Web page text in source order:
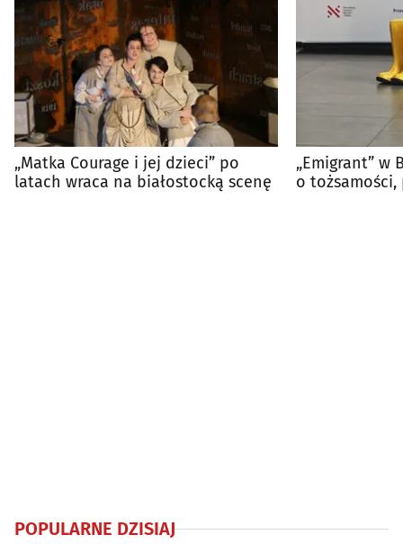
„Matka Courage i jej dzieci” po
latach wraca na białostocką scenę
„Emigrant” w
o
POPULARNE DZISIAJ